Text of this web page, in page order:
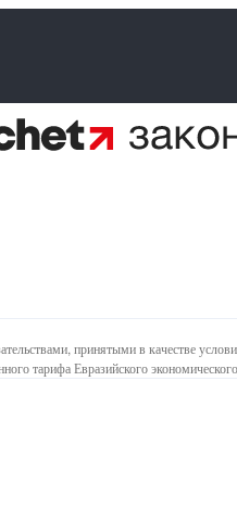
принятыми в качестве
тарифа Евразийского